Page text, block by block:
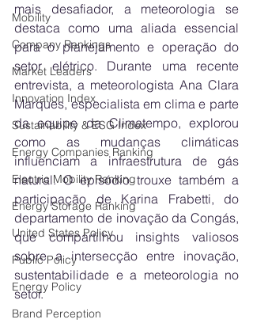
Mobility
Company Rankings
Market Leaders
Innovation Index
Sustainability & ESG Index
Energy Companies Ranking
Electric Mobility Ranking
Energy Storage Ranking
United States Policy
Public Policy
Energy Policy
Brand Perception
mais desafiador, a meteorologia se
destaca como uma aliada essencial
para o planejamento e operação do
setor elétrico. Durante uma recente
entrevista, a meteorologista Ana Clara
Marques, especialista em clima e parte
da equipe da Climatempo, explorou
como as mudanças climáticas
influenciam a infraestrutura de gás
natural. O episódio trouxe também a
participação de Karina Frabetti, do
departamento de inovação da Congás,
que compartilhou insights valiosos
sobre a intersecção entre inovação,
sustentabilidade e a meteorologia no
setor.